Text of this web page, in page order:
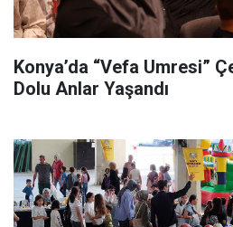
Konya’da “Vefa Umresi”
Dolu Anlar Yaşandı